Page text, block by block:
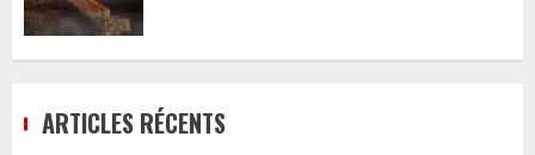
ARTICLES RÉCENTS